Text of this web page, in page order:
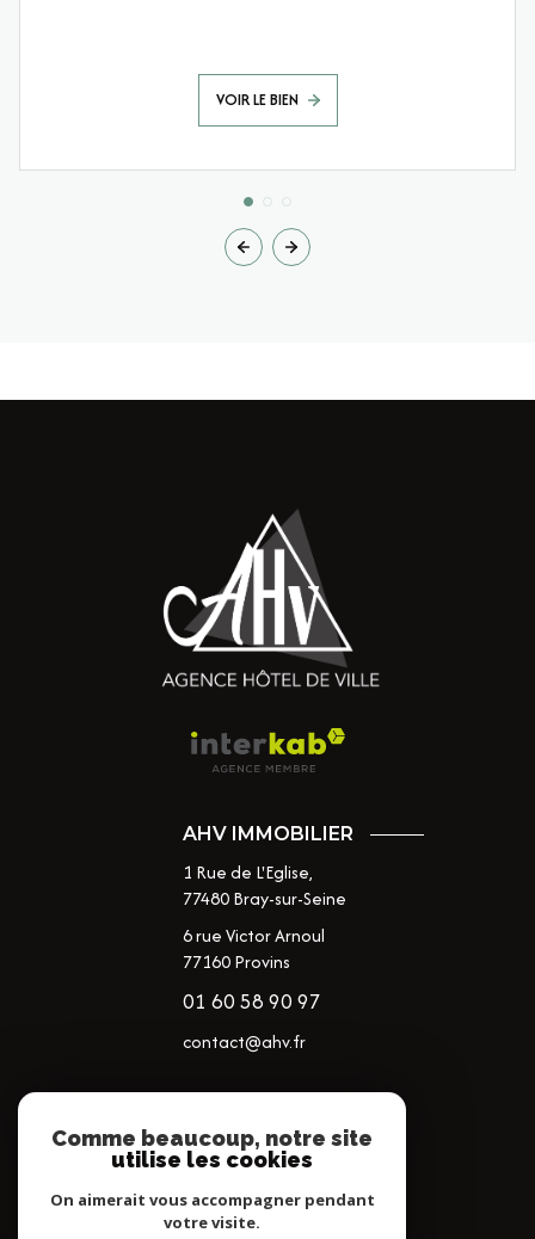
VOIR LE BIEN
AHV IMMOBILIER
1 Rue de L'Eglise,
77480Bray-sur-Seine
6 rue Victor Arnoul
77160 Provins
01 60 58 90 97
contact@ahv.fr
NOS RÉSEAUX
NOUS SUIVRE
Comme beaucoup, notre site
utilise les cookies
On aimerait vous accompagner pendant
votre visite.